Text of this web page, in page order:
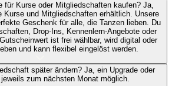
für Kurse oder Mitgliedschaften kaufen? Ja,
und Mitgliedschaften erhältlich. Unsere
Geschenk für alle, die Tanzen lieben. Du
Drop-Ins, Kennenlern-Angebote oder
ist frei wählbar, wird digital oder
und kann flexibel eingelöst werden.
später ändern? Ja, ein Upgrade oder
jeweils zum nächsten Monat möglich.